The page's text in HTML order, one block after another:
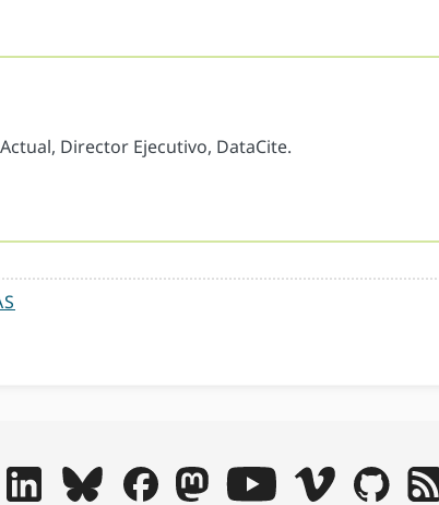
Director Ejecutivo, DataCite.